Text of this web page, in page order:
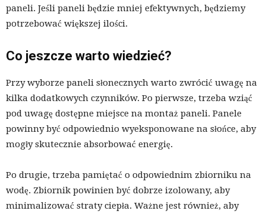
paneli. Jeśli paneli będzie mniej efektywnych, będziemy
potrzebować większej ilości.
Co jeszcze warto wiedzieć?
Przy wyborze paneli słonecznych warto zwrócić uwagę na
kilka dodatkowych czynników. Po pierwsze, trzeba wziąć
pod uwagę dostępne miejsce na montaż paneli. Panele
powinny być odpowiednio wyeksponowane na słońce, aby
mogły skutecznie absorbować energię.
Po drugie, trzeba pamiętać o odpowiednim zbiorniku na
wodę. Zbiornik powinien być dobrze izolowany, aby
minimalizować straty ciepła. Ważne jest również, aby